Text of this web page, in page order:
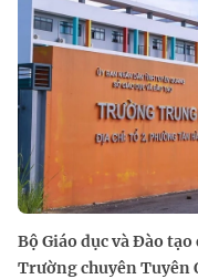
Bộ Giáo dục và Đào
Trường chuyên Tuyên